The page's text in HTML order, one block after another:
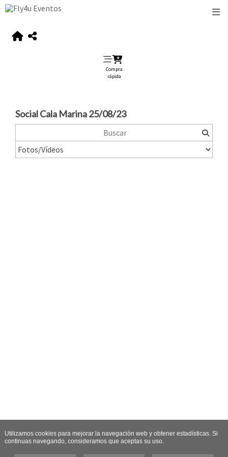
Compra
rápida
Social Cala Marina 25/08/23
Utilizamos cookies para mejorar la navegación web y obtener estadísticas. Si
continuas navegando, consideramos que aceptas su uso.